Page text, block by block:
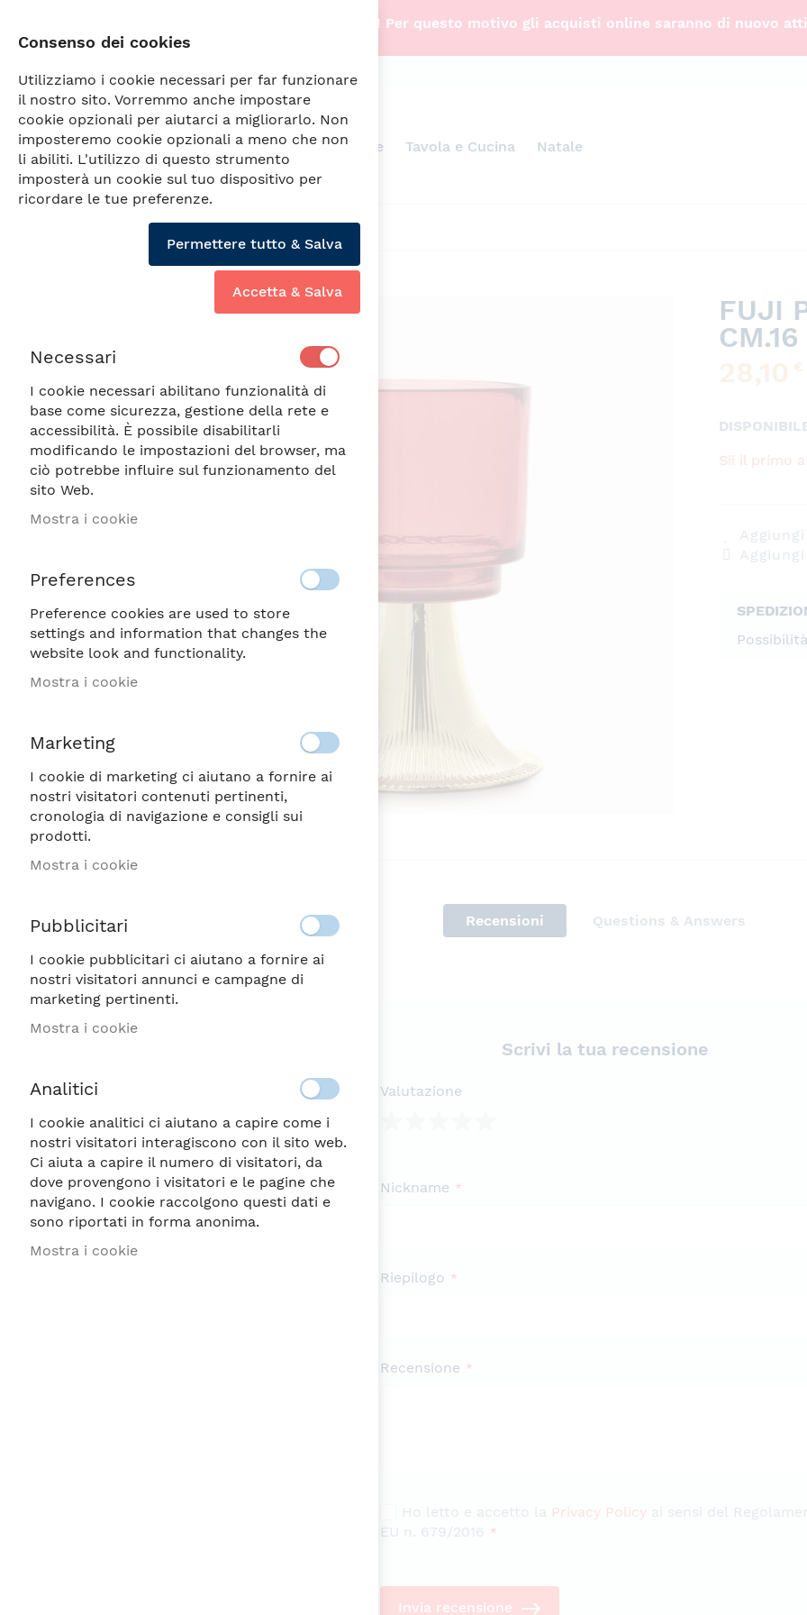
Stiamo traslocando nella nostra nuova sede! Per questo motivo gli acquisti online saranno di nuovo
info@fade.sm SPEDIZIONI SEMPRE GRATUITE
Arredamento Illuminazione Tavola e Cucina Natale
FUJI PORTACANDELA ROSSO CM.16
FUJI
CM.16
Sii il primo
della
galleria
di
immagini
Vai
all'inizio
della
immagini
Recensioni
Scrivi la tua recensione
Valutazione
Nickname
Riepilogo
Recensione
Ho letto e accetto la Privacy Policyai sensi del
EU n. 679/2016
Invia recensione
Questions & Answers
Consenso dei cookies
Utilizziamo i cookie necessari per far funzionare
il nostro sito. Vorremmo anche impostare
cookie opzionali per aiutarci a migliorarlo. Non
imposteremo cookie opzionali a meno che non
li abiliti. L'utilizzo di questo strumento
imposterà un cookie sul tuo dispositivo per
ricordare le tue preferenze.
Permettere tutto & Salva
Accetta & Salva
Necessari
I cookie necessari abilitano funzionalità di
base come sicurezza, gestione della rete e
accessibilità. È possibile disabilitarli
modificando le impostazioni del browser, ma
ciò potrebbe influire sul funzionamento del
sito Web.
Mostra i cookie
Preferences
Preference cookies are used to store
settings and information that changes the
website look and functionality.
Mostra i cookie
Marketing
I cookie di marketing ci aiutano a fornire ai
nostri visitatori contenuti pertinenti,
cronologia di navigazione e consigli sui
prodotti.
Mostra i cookie
Pubblicitari
I cookie pubblicitari ci aiutano a fornire ai
nostri visitatori annunci e campagne di
marketing pertinenti.
Mostra i cookie
Analitici
I cookie analitici ci aiutano a capire come i
nostri visitatori interagiscono con il sito web.
Ci aiuta a capire il numero di visitatori, da
dove provengono i visitatori e le pagine che
navigano. I cookie raccolgono questi dati e
sono riportati in forma anonima.
Mostra i cookie